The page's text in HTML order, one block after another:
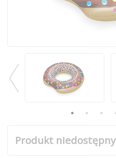
Produkt niedostępny